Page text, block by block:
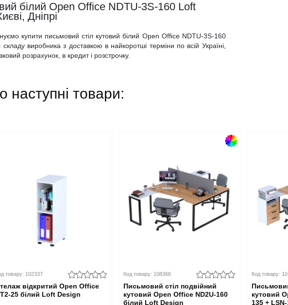
білий Open Office NDTU-3S-160 Loft
Дніпрі
купити письмовий стіл кутовий білий Open Office NDTU-3S-160
виробника з доставкою в найкоротші терміни по всій Україні,
розрахунок, в кредит і розстрочку.
товари:
товару: 102337
відкритий Open Office
25 білий Loft Design
Код товару: 108366
Письмовий стіл подвійний
кутовий Open Office ND2U-160
білий Loft Design
Код товару:
кутовий
135 +